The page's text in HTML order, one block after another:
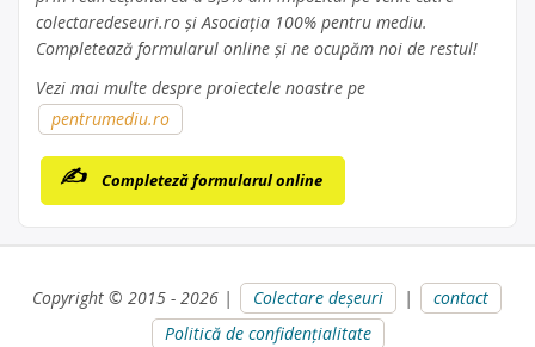
colectaredeseuri.ro și Asociația 100% pentru mediu.
Completează formularul online și ne ocupăm noi de restul!
Vezi mai multe despre proiectele noastre pe
pentrumediu.ro
Completeză formularul online
Copyright © 2015 - 2026 | Colectare deșeuri |
contact
Politică de confidențialitate